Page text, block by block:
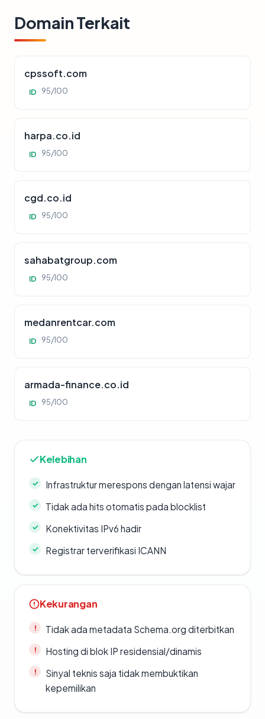
Domain Terkait
cpssoft.com
ID 95/100
harpa.co.id
ID 95/100
cgd.co.id
ID 95/100
sahabatgroup.com
ID 95/100
medanrentcar.com
ID 95/100
armada-finance.co.id
ID 95/100
Kelebihan
Infrastruktur merespons dengan latensi wajar
Tidak ada hits otomatis pada blocklist
Konektivitas IPv6 hadir
Registrar terverifikasi ICANN
Kekurangan
Tidak ada metadata Schema.org diterbitkan
Hosting di blok IP residensial/dinamis
Sinyal teknis saja tidak membuktikan
kepemilikan